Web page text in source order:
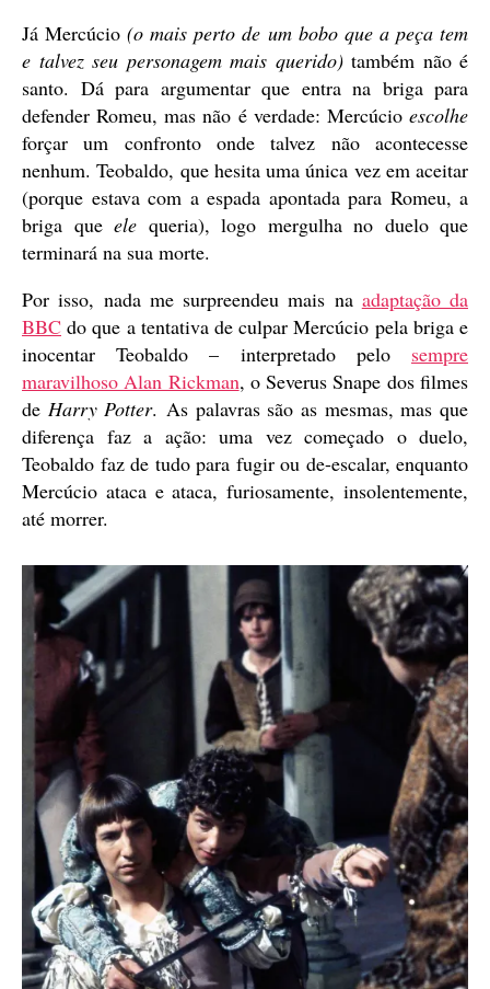
Já Mercúcio(o mais perto de um bobo que a peça tem
e talvez seu personagem mais querido)também não é
santo. Dá para argumentar que entra na briga para
defender Romeu, mas não é verdade: Mercúcio escolhe
forçar um confronto onde talvez não acontecesse
nenhum. Teobaldo, que hesita uma única vez em aceitar
(porque estava com a espada apontada para Romeu, a
briga que ele queria), logo mergulha no duelo que
terminará na sua morte.
Por isso, nada me surpreendeu mais na adaptação da
BBC do que a tentativa de culpar Mercúcio pela briga e
inocentar Teobaldo – interpretado pelo sempre
maravilhoso Alan Rickman, o Severus Snape dos filmes
de Harry Potter. As palavras são as mesmas, mas que
diferença faz a ação: uma vez começado o duelo,
Teobaldo faz de tudo para fugir ou de-escalar, enquanto
Mercúcio ataca e ataca, furiosamente, insolentemente,
até morrer.